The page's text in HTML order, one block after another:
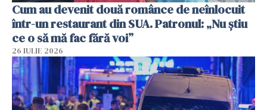
Cum au devenit două românce de neînlocuit
într-un restaurant din SUA. Patronul: „Nu știu
ce o să mă fac fără voi”
26 IULIE 2026